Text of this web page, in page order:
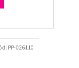
PP-026110